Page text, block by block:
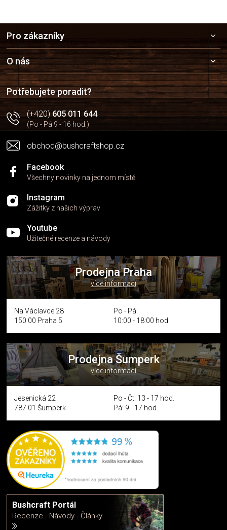
a
t
í
Pro zákazníky
O nás
Potřebujete poradit?
(+420)605 011 644
(Po - Pá 9 - 16 hod.)
obchod@bushcraftshop.cz
Facebook
Všechny novinky na jednom místě
Instagram
Zážitky z našich výprav
Youtube
Užitečné recenze a návody
Prodejna Praha
více informací
Na Václavce 28
150 00 Praha 5
Po - Pá:
10:00 - 18:00 hod.
Prodejna Šumperk
více informací
Jesenická 22
787 01 Šumperk
Po - Čt: 13 - 17 hod.
Pá: 9 - 17 hod.
Bushcraft Portál
Recenze - Návody - Články